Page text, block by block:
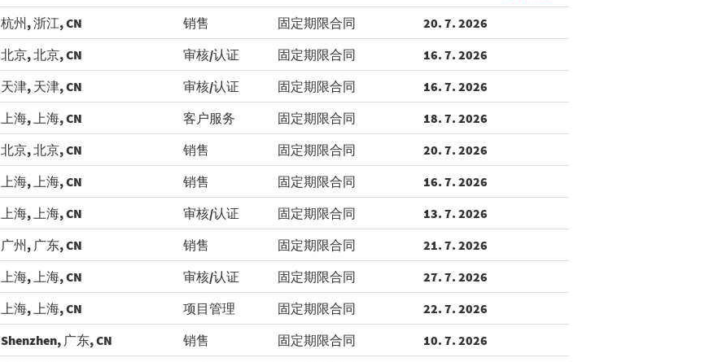
杭州, 浙江, CN 销售 固定期限合同
20. 7. 2026
北京, 北京, CN 审核/认证 固定期限合同
16. 7. 2026
天津, 天津, CN 审核/认证 固定期限合同
16. 7. 2026
上海, 上海, CN 客户服务 固定期限合同
18. 7. 2026
北京, 北京, CN 销售 固定期限合同
20. 7. 2026
上海, 上海, CN 销售 固定期限合同
16. 7. 2026
上海, 上海, CN 审核/认证 固定期限合同
13. 7. 2026
广州, 广东, CN 销售 固定期限合同
21. 7. 2026
上海, 上海, CN 审核/认证 固定期限合同
27. 7. 2026
上海, 上海, CN 项目管理 固定期限合同
22. 7. 2026
Shenzhen, 广东, CN 销售 固定期限合同
10. 7. 2026